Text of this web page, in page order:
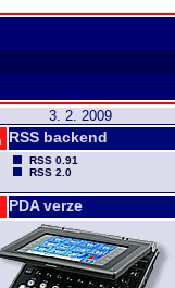
3. 2. 2009
RSS backend
RSS 0.91
RSS 2.0
PDA verze